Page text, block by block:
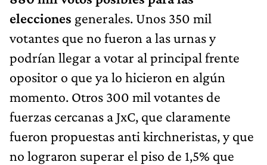
elecciones generales. Unos 350 mil
votantes que no fueron a las urnas y
podrían llegar a votar al principal frente
opositor o que ya lo hicieron en algún
momento. Otros 300 mil votantes de
fuerzas cercanas a JxC, que claramente
fueron propuestas anti kirchneristas, y que
no lograron superar el piso de 1,5% que